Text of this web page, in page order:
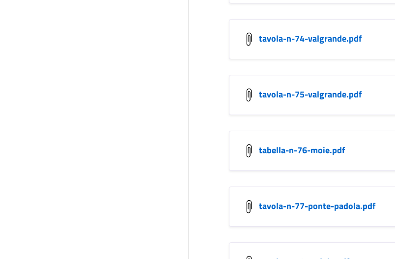
tavola-n-74-valgrande.pdf
tavola-n-75-valgrande.pdf
tabella-n-76-moie.pdf
tavola-n-77-ponte-padola.pdf